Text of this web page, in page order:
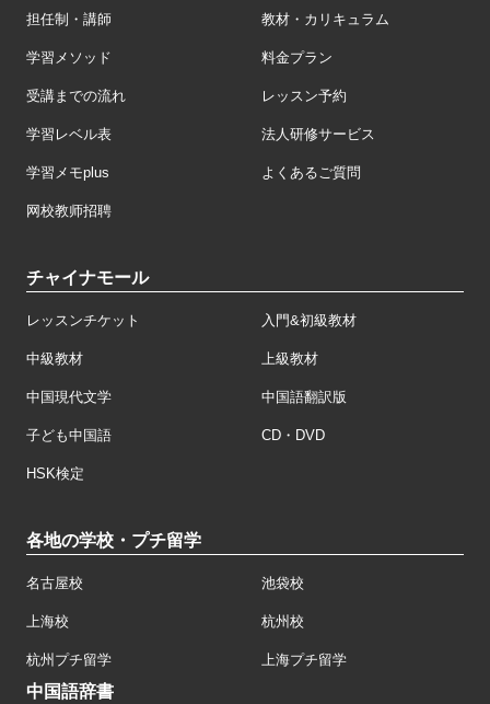
担任制・講師 教材・カリキュラム
学習メソッド 料金プラン
受講までの流れ レッスン予約
学習レベル表 法人研修サービス
学習メモplus よくあるご質問
网校教师招聘
チャイナモール
レッスンチケット 入門&初級教材
中級教材 上級教材
中国現代文学 中国語翻訳版
子ども中国語 CD・DVD
HSK検定
各地の学校・プチ留学
名古屋校 池袋校
上海校 杭州校
杭州プチ留学 上海プチ留学
中国語辞書